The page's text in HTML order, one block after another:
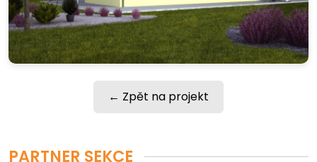
← Zpět na projekt
PARTNER SEKCE